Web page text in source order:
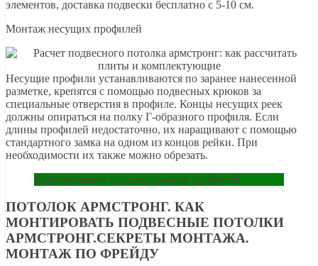
элементов, доставка подвески бесплатно с 5-10 см.
Монтаж несущих профилей
Несущие профили устанавливаются по заранее нанесенной
разметке, крепятся с помощью подвесных крюков за
специальные отверстия в профиле. Концы несущих реек
должны опираться на полку Г-образного профиля. Если
длины профилей недостаточно, их наращивают с помощью
стандартного замка на одном из концов рейки. При
необходимости их также можно обрезать.
Выравнивание горизонтальных профилей
ПОТОЛОК АРМСТРОНГ. КАК
МОНТИРОВАТЬ ПОДВЕСНЫЕ ПОТОЛКИ
АРМСТРОНГ.СЕКРЕТЫ МОНТАЖА.
МОНТАЖ ПО ФРЕЙДУ